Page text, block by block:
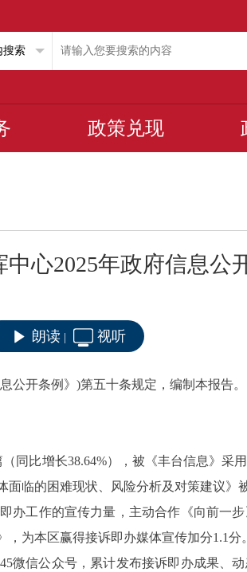
政策兑现
心2025年政府信息公
朗读 视听
公开条例》)第五十条规定，编制本报告。
（ 同比增长38.64%）， 被《丰台信息》采用
面临的困难现状、风险分析及对策建议》
办工作的宣传力量，主动合作《向前一
，为本区赢得接诉即办媒体宣传加分1.1分
微信公众号，累计发布接诉即办成果、